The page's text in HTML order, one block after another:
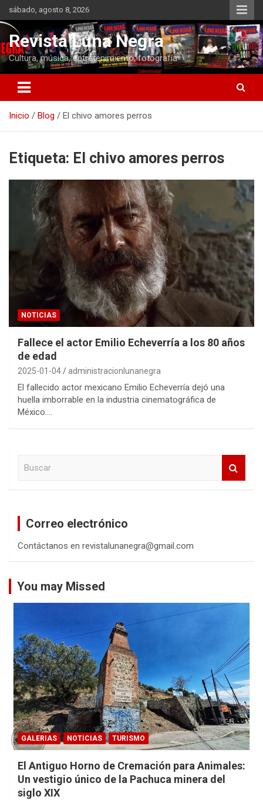
Saltar
al
contenido
sábado, agosto 8, 2026
Revista Luna Negra
Cultura, música, entretenimiento, fotografía
Inicio Blog El chivo amores perros
Etiqueta: El chivo amores perros
NOTICIAS
Fallece el actor Emilio Echeverría a los 80 años
de edad
2025-01-04 administracionlunanegra
El fallecido actor mexicano Emilio Echeverría dejó una
huella imborrable en la industria cinematográfica de
México.…
Correo electrónico
Contáctanos en revistalunanegra@gmail.com
You may Missed
GALERIAS NOTICIAS TURISMO
El Antiguo Horno de Cremación para Animales:
Un vestigio único de la Pachuca minera del
siglo XIX